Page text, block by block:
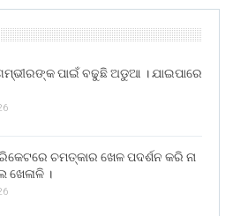
ପାଇଁ ବଢୁଛି ଅଡୁଆ । ଯାଇପାରେ
ଚମତ୍କାର ଖେଳ ପଦର୍ଶନ କରି ନା
ଖେଳାଳି ।